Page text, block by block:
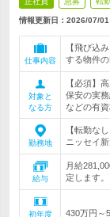
情報更新日：2026/07/01
仕事内容
【飛び込
する物件
対象と
なる方
【必須】
保安の実
などの有資
勤務地
【転勤な
ニッセイ
給与
月給
定します
初年度 430万円～